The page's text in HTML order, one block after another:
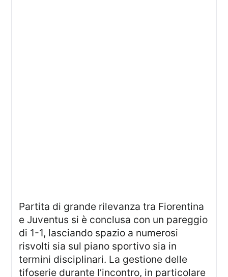
Partita di grande rilevanza tra Fiorentina
e Juventus si è conclusa con un pareggio
di 1-1, lasciando spazio a numerosi
risvolti sia sul piano sportivo sia in
termini disciplinari. La gestione delle
tifoserie durante l’incontro, in particolare